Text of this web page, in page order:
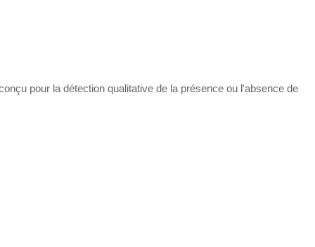
pour la détection qualitative de la présence ou l'absence de